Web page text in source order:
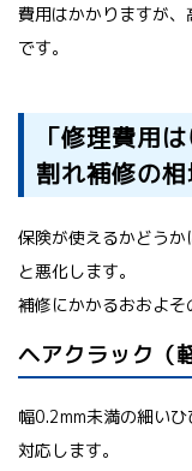
費用はかかりますが
です。
「修理費用
割れ補修の
保険が使えるかどう
と悪化します。
補修にかかるおおよそ
ヘアクラック（
幅0.2mm未満の細い
対応します。